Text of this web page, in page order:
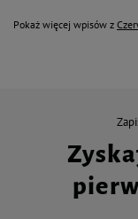
Pokaż więcej wpisów z